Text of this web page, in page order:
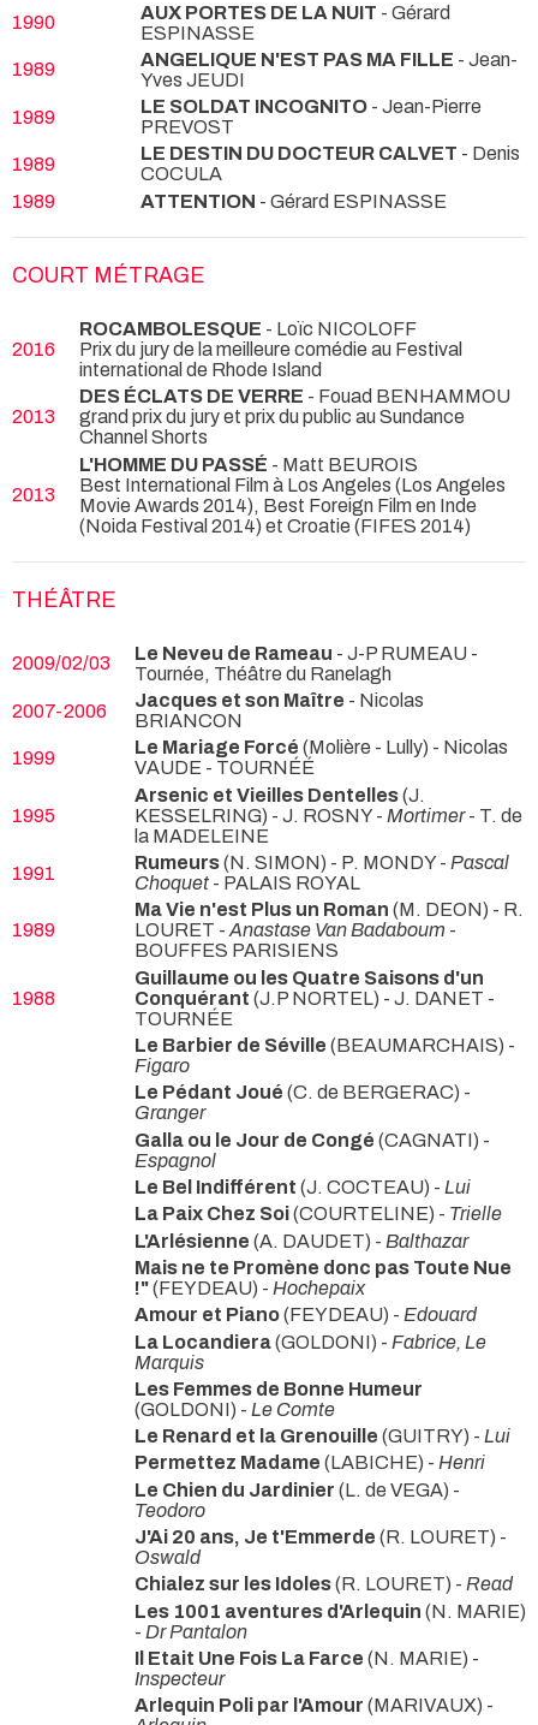
1990
AUX PORTES DE LA NUIT - Gérard
ESPINASSE
1989
ANGELIQUE N'EST PAS MA FILLE - Jean-
Yves JEUDI
1989
LE SOLDAT INCOGNITO - Jean-Pierre
PREVOST
1989
LE DESTIN DU DOCTEUR CALVET - Denis
COCULA
1989
ATTENTION - Gérard ESPINASSE
COURT MÉTRAGE
2016
ROCAMBOLESQUE - Loïc NICOLOFF
Prix du jury de la meilleure comédie au Festival
international de Rhode Island
2013
DES ÉCLATS DE VERRE - Fouad BENHAMMOU
grand prix du jury et prix du public au Sundance
Channel Shorts
2013
L'HOMME DU PASSÉ - Matt BEUROIS
Best International Film à Los Angeles (Los Angeles
Movie Awards 2014), Best Foreign Film en Inde
(Noida Festival 2014) et Croatie (FIFES 2014)
THÉÂTRE
2009/02/03 Le Neveu de Rameau - J-P RUMEAU -
Tournée, Théâtre du Ranelagh
2007-2006
Jacques et son Maître - Nicolas
BRIANCON
1999
Le Mariage Forcé (Molière - Lully) - Nicolas
VAUDE - TOURNÉÉ
1995
Arsenic et Vieilles Dentelles(J.
KESSELRING) - J. ROSNY - Mortimer- T. de
la MADELEINE
1991
Rumeurs(N. SIMON) - P. MONDY - Pascal
Choquet - PALAIS ROYAL
1989
Ma Vie n'est Plus un Roman (M. DEON) - R.
LOURET -Anastase Van Badaboum -
BOUFFES PARISIENS
1988
Guillaume ou les Quatre Saisons d'un
Conquérant (J.P NORTEL) - J. DANET -
TOURNÉE
Le Barbier de Séville (BEAUMARCHAIS) -
Figaro
Le Pédant Joué (C. de BERGERAC) -
Granger
Galla ou le Jour de Congé (CAGNATI) -
Espagnol
Le Bel Indifférent (J. COCTEAU) - Lui
La Paix Chez Soi(COURTELINE) - Trielle
L'Arlésienne (A. DAUDET) - Balthazar
Mais ne te Promène donc pas Toute Nue
!"(FEYDEAU) - Hochepaix
Amour et Piano(FEYDEAU) - Edouard
La Locandiera(GOLDONI) - Fabrice, Le
Marquis
Les Femmes de Bonne Humeur
(GOLDONI) - Le Comte
Le Renard et la Grenouille (GUITRY) - Lui
Permettez Madame (LABICHE) - Henri
Le Chien du Jardinier (L. de VEGA) -
Teodoro
J'Ai 20 ans, Je t'Emmerde (R. LOURET) -
Oswald
Chialez sur les Idoles(R. LOURET) - Read
Les 1001 aventures d'Arlequin (N. MARIE)
- Dr Pantalon
Il Etait Une Fois La Farce (N. MARIE) -
Inspecteur
Arlequin Poli par l'Amour (MARIVAUX) -